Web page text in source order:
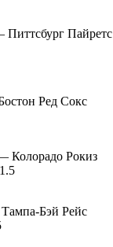
Пайретс
Ред Сокс
Колорадо Рокиз
Бэй Рейс